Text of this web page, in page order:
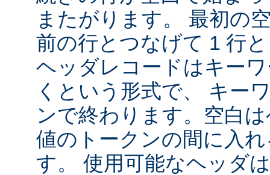
またがります。 最初の
前の行とつなげて 1 行
ヘッダレコードはキー
くという形式で、 キー
ンで終わります。空白
値のトークンの間に入
す。 使用可能なヘッダ